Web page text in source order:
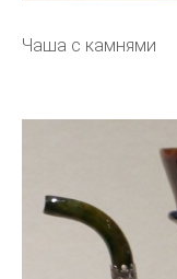
Чаша с камнями